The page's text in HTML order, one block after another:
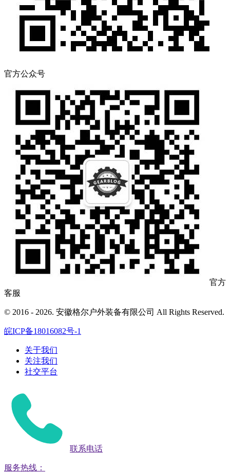
官方公众号
官方
客服
© 2016 - 2026. 安徽格尔户外装备有限公司 All Rights Reserved.
皖ICP备18016082号-1
关于我们
关注我们
社交平台
联系电话
服务热线：